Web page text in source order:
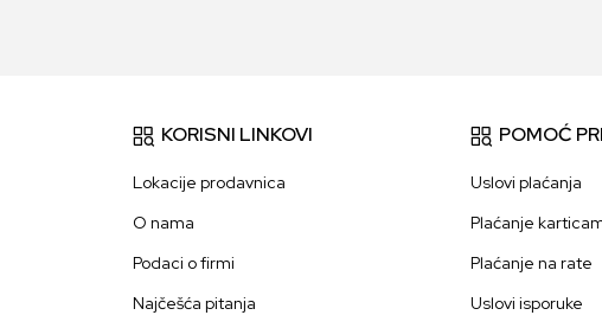
KORISNI LINKOVI
Lokacije prodavnica
O nama
Podaci o firmi
Najčešća pitanja
POMOĆ
Uslovi plaćanja
Plaćanje
Plaćanje na rate
Uslovi isporuke